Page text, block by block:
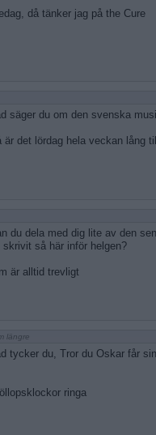
då tänker jag på the Cure
säger du om den svenska
är det lördag hela veckan lång
du dela med dig lite av den
skrivit så här inför helgen?
är alltid trevligt
längre
tycker du, Tror du Oskar får
ringa